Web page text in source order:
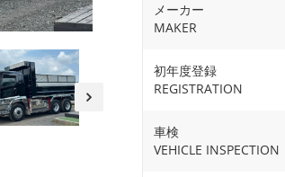
メーカー
MAKER
初年度登録
REGISTRATION
車検
VEHICLE INSPECTION